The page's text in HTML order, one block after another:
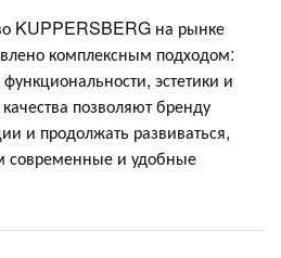
KUPPERSBERG на рынке
комплексным подходом:
эстетики и
позволяют бренду
и продолжать развиваться,
современные и удобные